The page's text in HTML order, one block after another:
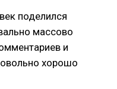
поделился
массово
и
хорошо